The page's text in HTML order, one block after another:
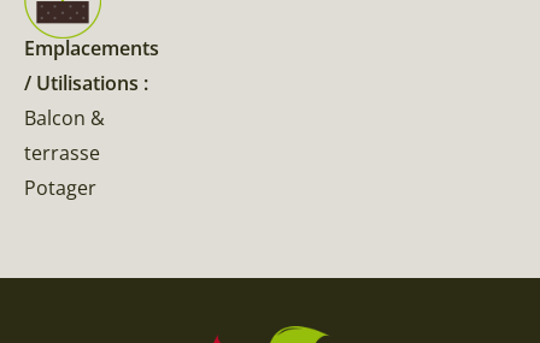
Emplacements
/ Utilisations :
Balcon &
terrasse
Potager